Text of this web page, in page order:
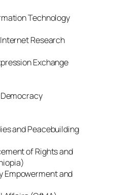
Technology
Research
Exchange
and Peacebuilding
of Rights and
Empowerment and